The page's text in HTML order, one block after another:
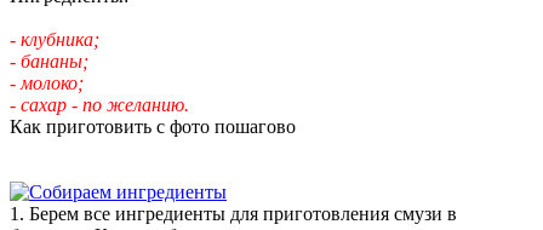
- клубника;
- бананы;
- молоко;
- сахар - по желанию.
Как приготовить с фото пошагово
1. Берем все ингредиенты для приготовления смузи в